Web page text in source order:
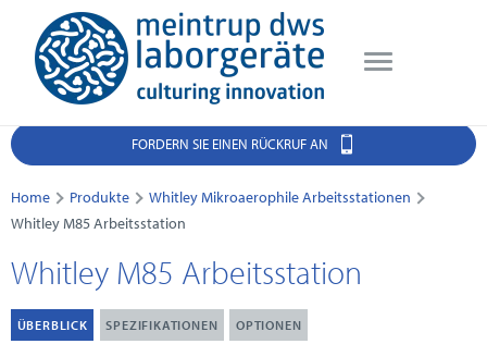
FORDERN SIE EINEN RÜCKRUF AN
Home Produkte
Whitley Mikroaerophile Arbeitsstationen
Whitley M85 Arbeitsstation
Whitley M85 Arbeitsstation
ÜBERBLICK SPEZIFIKATIONEN OPTIONEN